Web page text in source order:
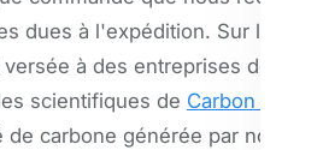
dues à l'expédition. Sur la base
à des entreprises de
scientifiques de Carbon Direct
carbone générée par nos